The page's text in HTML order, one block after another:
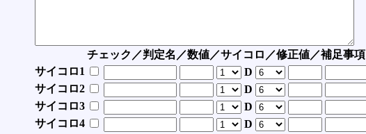
チェック／判定名／数値／サイコロ／修正値／補足事項
サイコロ1
D
サイコロ2
D
サイコロ3
D
サイコロ4
D